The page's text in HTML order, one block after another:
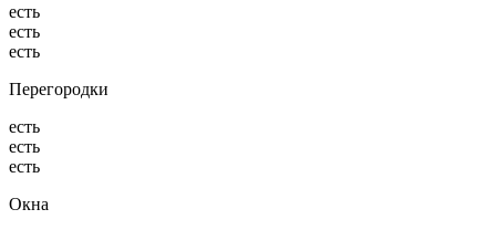
есть
есть
есть
Перегородки
есть
есть
есть
Окна